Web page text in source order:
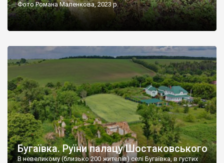
Фото Романа Маленкова, 2023 р.
Бугаївка. Руїни палацу Шостаковського
В невеликому (близько 200 жителів) селі Бугаївка, в густих